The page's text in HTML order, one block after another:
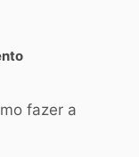
s
fazer a